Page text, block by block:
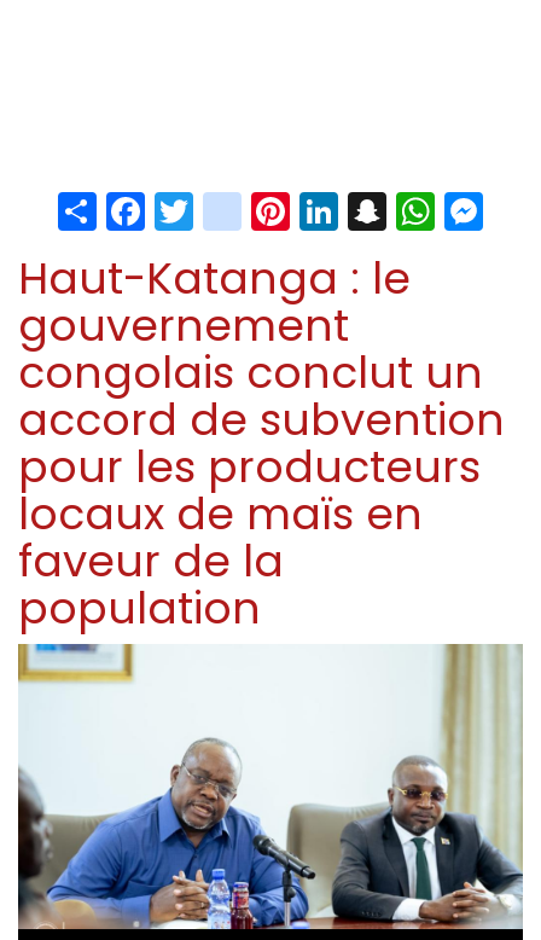
ShareFacebook
Twitter
instagram
Pinterest
LinkedIn
Snapchat
Haut-Katanga : le
gouvernement
congolais conclut un
accord de subvention
pour les producteurs
locaux de maïs en
faveur de la
population